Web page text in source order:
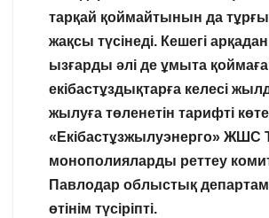
тарқай қоймайтынын да
жақсы түсінеді. Кешегі
ызғарды әлі де ұмыта
екібастұздықтарға келесі
жылуға төленетін тарифті
«Екібастұзжылуэнерго» ЖШС
монополияларды реттеу
Павлодар облыстық
өтінім түсіріпті.